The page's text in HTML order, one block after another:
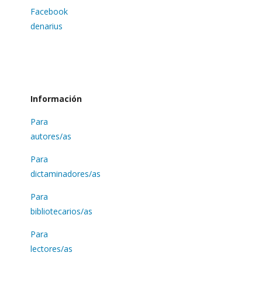
Facebook
denarius
Información
Para
autores/as
Para
dictaminadores/as
Para
bibliotecarios/as
Para
lectores/as